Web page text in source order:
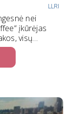
LLRI
nei
įkūrėjas
visų…